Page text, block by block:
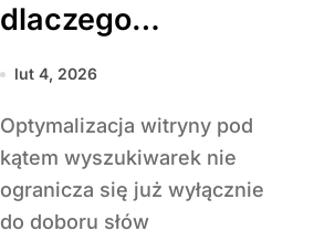
dlaczego
doświadczenie
wpływa na
ranking
lut 4, 2026
Optymalizacja witryny pod
kątem wyszukiwarek nie
ogranicza się już wyłącznie
do doboru słów